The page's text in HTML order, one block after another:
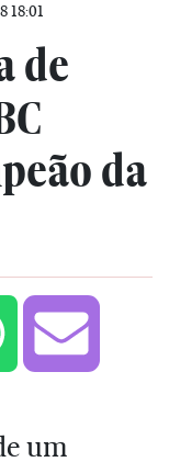
18:01
de
da
um